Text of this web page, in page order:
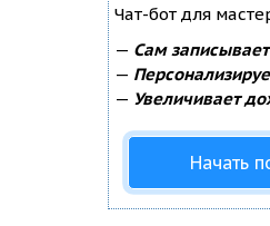
Чат-бот для
— Сам
—
— Увеличивает
Начать